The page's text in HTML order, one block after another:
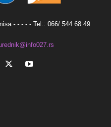
- - - - - Tel:: 066/ 544 68 49